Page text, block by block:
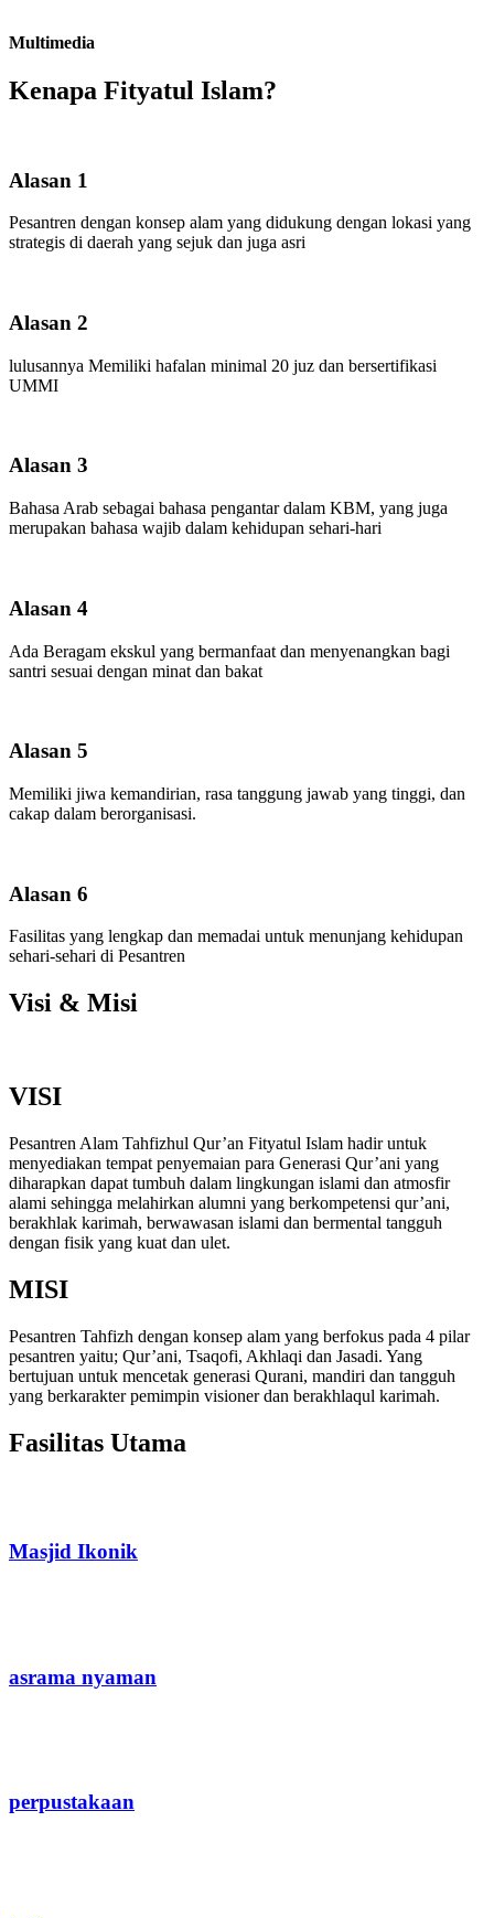
Multimedia
Kenapa Fityatul Islam?
Alasan 1
Pesantren dengan konsep alam yang didukung dengan lokasi yang
strategis di daerah yang sejuk dan juga asri
Alasan 2
lulusannya Memiliki hafalan minimal 20 juz dan bersertifikasi
UMMI
Alasan 3
Bahasa Arab sebagai bahasa pengantar dalam KBM, yang juga
merupakan bahasa wajib dalam kehidupan sehari-hari
Alasan 4
Ada Beragam ekskul yang bermanfaat dan menyenangkan bagi
santri sesuai dengan minat dan bakat
Alasan 5
Memiliki jiwa kemandirian, rasa tanggung jawab yang tinggi, dan
cakap dalam berorganisasi.
Alasan 6
Fasilitas yang lengkap dan memadai untuk menunjang kehidupan
sehari-sehari di Pesantren
Visi & Misi
VISI
Pesantren Alam Tahfizhul Qur’an Fityatul Islam hadir untuk
menyediakan tempat penyemaian para Generasi Qur’ani yang
diharapkan dapat tumbuh dalam lingkungan islami dan atmosfir
alami sehingga melahirkan alumni yang berkompetensi qur’ani,
berakhlak karimah, berwawasan islami dan bermental tangguh
dengan fisik yang kuat dan ulet.
MISI
Pesantren Tahfizh dengan konsep alam yang berfokus pada 4 pilar
pesantren yaitu; Qur’ani, Tsaqofi, Akhlaqi dan Jasadi. Yang
bertujuan untuk mencetak generasi Qurani, mandiri dan tangguh
yang berkarakter pemimpin visioner dan berakhlaqul karimah.
Fasilitas Utama
Masjid Ikonik
asrama nyaman
perpustakaan